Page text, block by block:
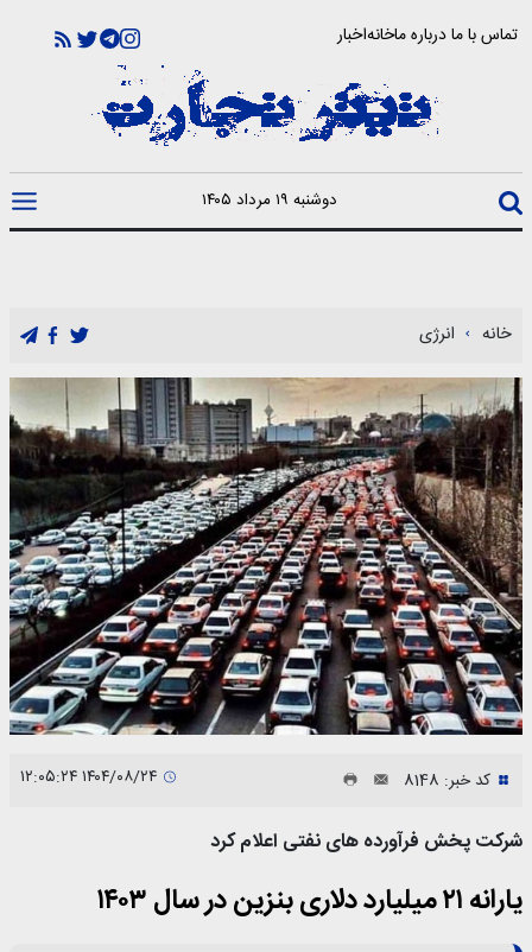
تماس با مادرباره ماخانهاخبار
دوشنبه ۱۹ مرداد ۱۴۰۵
خانه انرژی
کد خبر: 8148
شرکت پخش فرآورده های نفتی اعلام کرد
یارانه ۲۱ میلیارد دلاری بنزین در سال ۱۴۰۳